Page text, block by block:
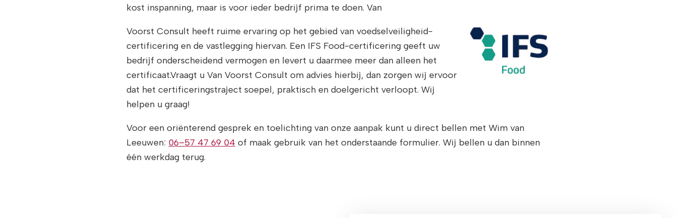
kost inspanning, maar is voor ieder bedrijf prima te doen. Van
Voorst Consult heeft ruime ervaring op het gebied van voedselveiligheid-
certificering en de vastlegging hiervan. Een IFS Food-certificering geeft uw
bedrijf onderscheidend vermogen en levert u daarmee meer dan alleen het
certificaat.Vraagt u Van Voorst Consult om advies hierbij, dan zorgen wij ervoor
dat het certificeringstraject soepel, praktisch en doelgericht verloopt. Wij
helpen u graag!
Voor een oriënterend gesprek en toelichting van onze aanpak kunt u direct bellen met Wim van
Leeuwen: 06–57 47 69 04 of maak gebruik van het onderstaande formulier. Wij bellen u dan binnen
één werkdag terug.